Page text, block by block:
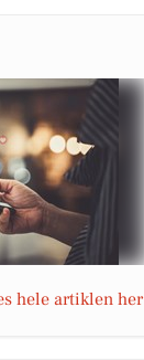
hele artiklen her